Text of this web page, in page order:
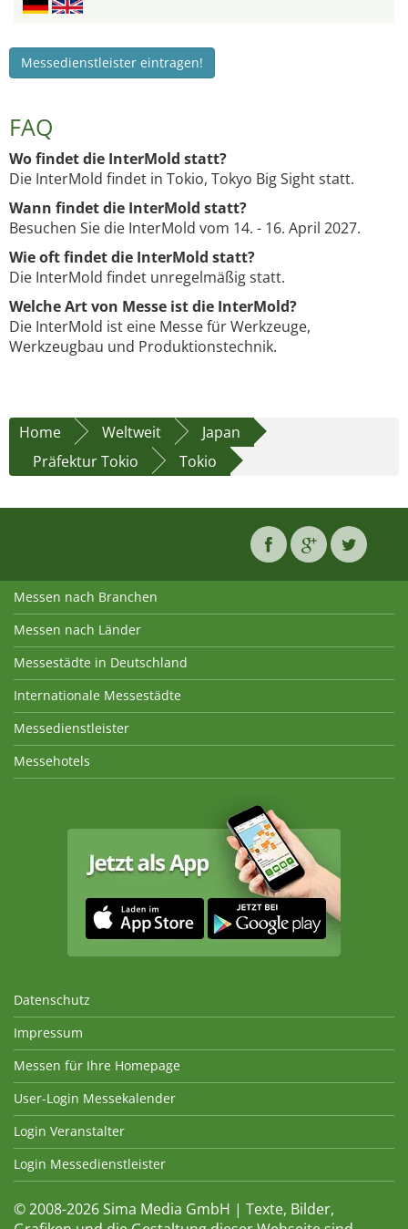
Messedienstleister eintragen!
FAQ
Wo findet die InterMold statt?
Die InterMold findet in Tokio, Tokyo Big Sight statt.
Wann findet die InterMold statt?
Besuchen Sie die InterMold vom 14. - 16. April 2027.
Wie oft findet die InterMold statt?
Die InterMold findet unregelmäßig statt.
Welche Art von Messe ist die InterMold?
Die InterMold ist eine Messe für Werkzeuge,
Werkzeugbau und Produktionstechnik.
Home Weltweit
Japan
Präfektur Tokio
Tokio
Messen nach Branchen
Messen nach Länder
Messestädte in Deutschland
Internationale Messestädte
Messedienstleister
Messehotels
Datenschutz
Impressum
Messen für Ihre Homepage
User-Login Messekalender
Login Veranstalter
Login Messedienstleister
© 2008-2026 Sima Media GmbH | Texte, Bilder,